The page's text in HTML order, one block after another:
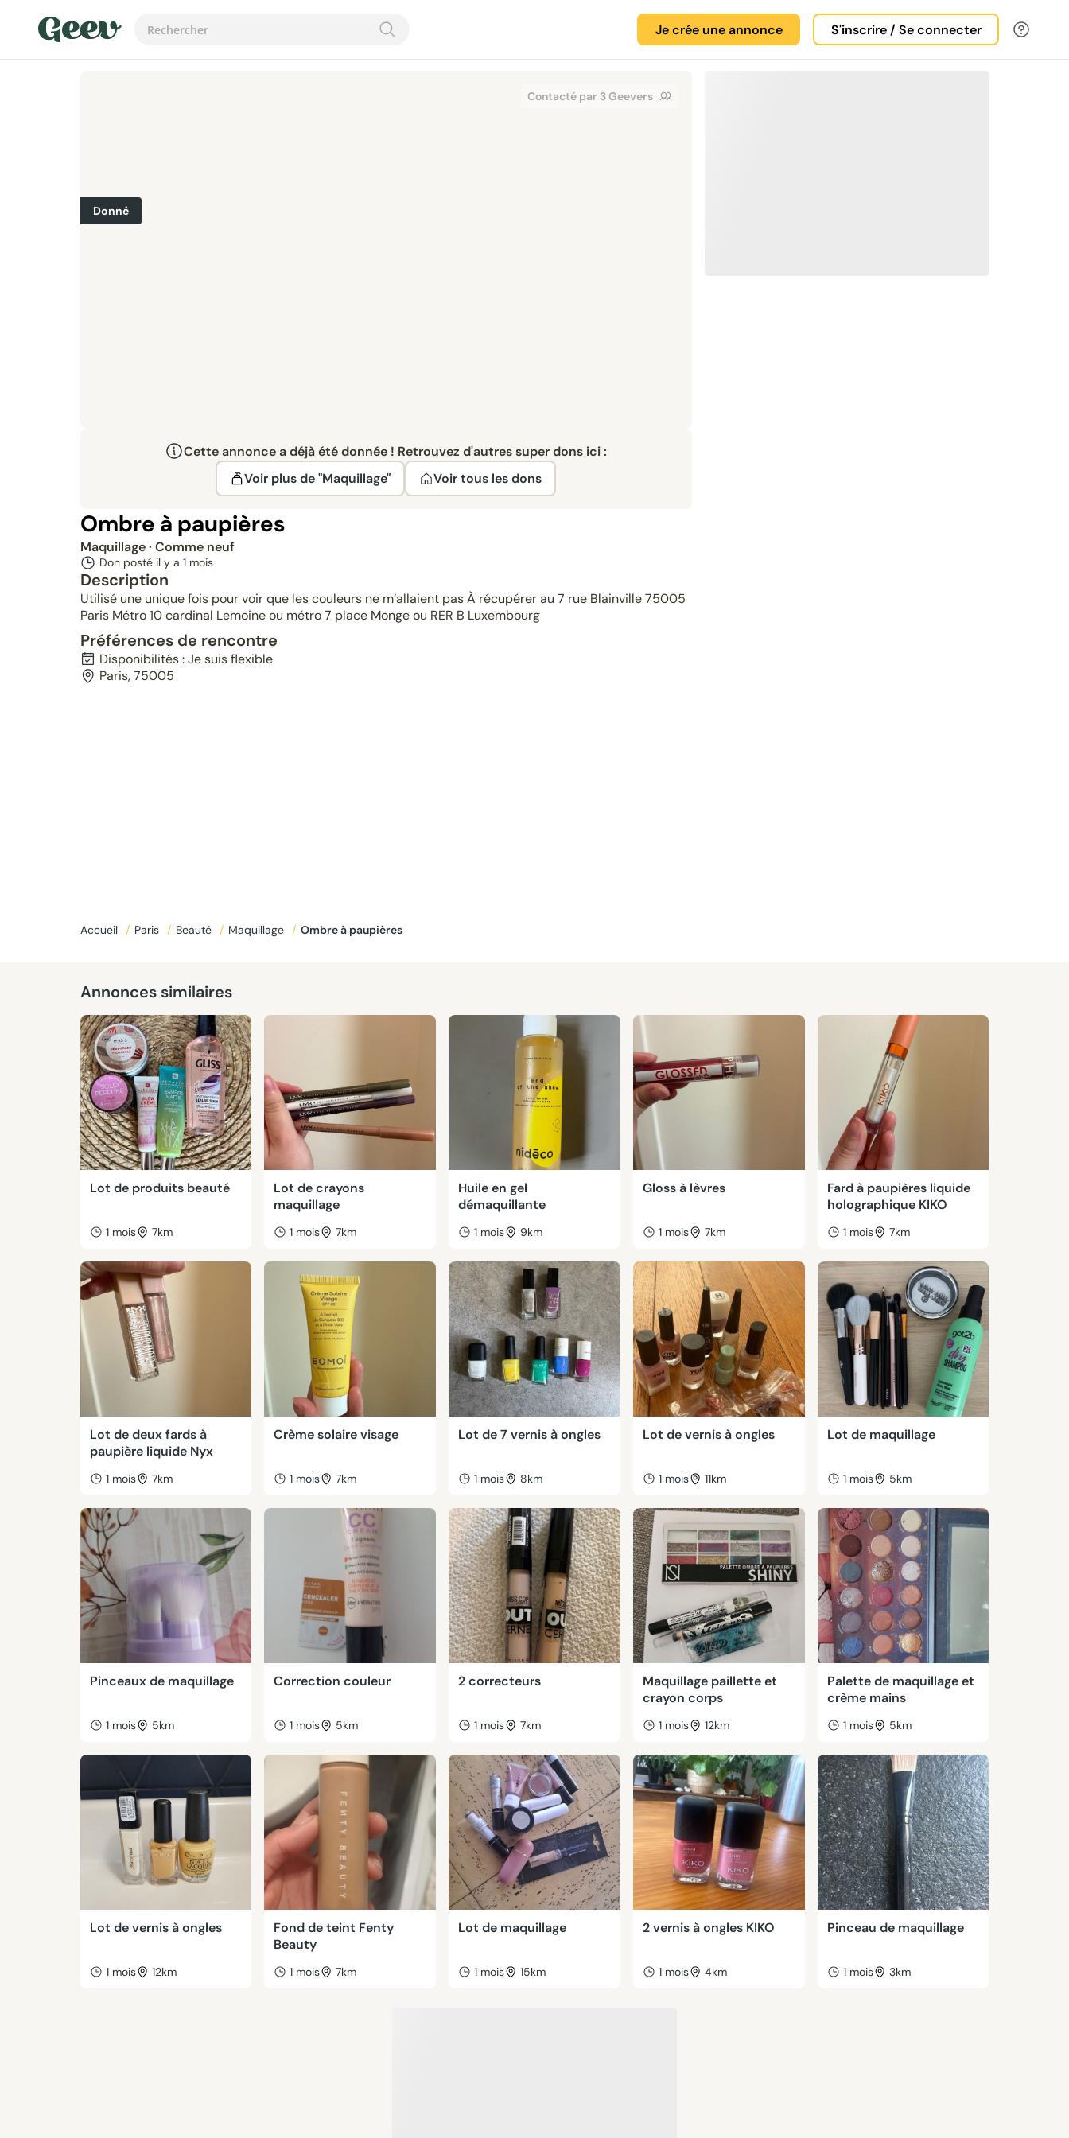
Je crée une annonce S'inscrire / Se connecter
Contacté par 3 Geevers
Donné
Cette annonce a déjà été donnée ! Retrouvez d'autres super dons ici :
Voir plus de "Maquillage"
Voir tous les dons
Ombre à paupières
Maquillage· Comme neuf
Don posté il y a 1 mois
Description
Utilisé une unique fois pour voir que les couleurs ne m’allaient pas À récupérer au 7 rue Blainville 75005
Paris Métro 10 cardinal Lemoine ou métro 7 place Monge ou RER B Luxembourg
Préférences de rencontre
Disponibilités : Je suis flexible
Paris, 75005
Accueil / Paris / Beauté / Maquillage / Ombre à paupières
Annonces similaires
Lot de produits beauté
1 mois 7km
Lot de crayons
maquillage
1 mois 7km
Huile en gel
démaquillante
1 mois 9km
Gloss à lèvres
1 mois 7km
Fard à paupières liquide
holographique KIKO
1 mois 7km
Lot de deux fards à
paupière liquide Nyx
1 mois 7km
Crème solaire visage
1 mois 7km
Lot de 7 vernis à ongles
1 mois 8km
Lot de vernis à ongles
1 mois 11km
Lot de maquillage
1 mois 5km
Pinceaux de maquillage
1 mois 5km
Correction couleur
1 mois 5km
2 correcteurs
1 mois 7km
Maquillage paillette et
crayon corps
1 mois 12km
Palette de maquillage et
crème mains
1 mois 5km
Lot de vernis à ongles
1 mois 12km
Fond de teint Fenty
Beauty
1 mois 7km
Lot de maquillage
1 mois 15km
2 vernis à ongles KIKO
1 mois 4km
Pinceau de maquillage
1 mois 3km